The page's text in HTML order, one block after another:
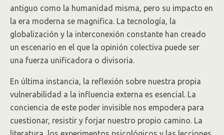
antiguo como la humanidad misma, pero su impacto en
la era moderna se magnifica. La tecnología, la
globalización y la interconexión constante han creado
un escenario en el que la opinión colectiva puede ser
una fuerza unificadora o divisoria.
En última instancia, la reflexión sobre nuestra propia
vulnerabilidad a la influencia externa es esencial. La
conciencia de este poder invisible nos empodera para
cuestionar, resistir y forjar nuestro propio camino. La